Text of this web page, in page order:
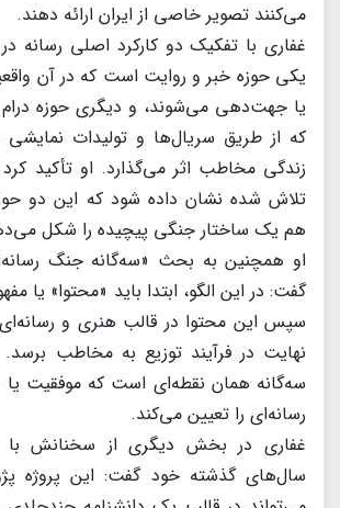
می‌کنند تصویر خاصی از ایران ارائه دهند.
غفاری با تفکیک دو کارکرد اصلی رسانه
یکی حوزه خبر و روایت است که در آن
یا جهت‌دهی می‌شوند، و دیگری حوزه
که از طریق سریال‌ها و تولیدات
زندگی مخاطب اثر می‌گذارد. او تأکید
تلاش شده نشان داده شود که این دو
هم یک ساختار جنگی پیچیده را شکل
او همچنین به بحث «سه‌گانه جنگ
گفت: در این الگو، ابتدا باید «محتوا»
سپس این محتوا در قالب هنری و
نهایت در فرآیند توزیع به مخاطب برسد.
سه‌گانه همان نقطه‌ای است که موفقیت
رسانه‌ای را تعیین می‌کند.
غفاری در بخش دیگری از سخنانش با
سال‌های گذشته خود گفت: این پروژه